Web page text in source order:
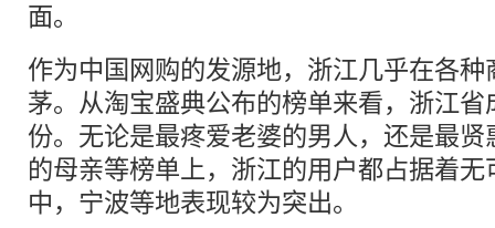
面。
作为中国网购的发源地，浙江几乎在各
茅。从淘宝盛典公布的榜单来看，浙江
份。无论是最疼爱老婆的男人，还是最
的母亲等榜单上，浙江的用户都占据着
中，宁波等地表现较为突出。